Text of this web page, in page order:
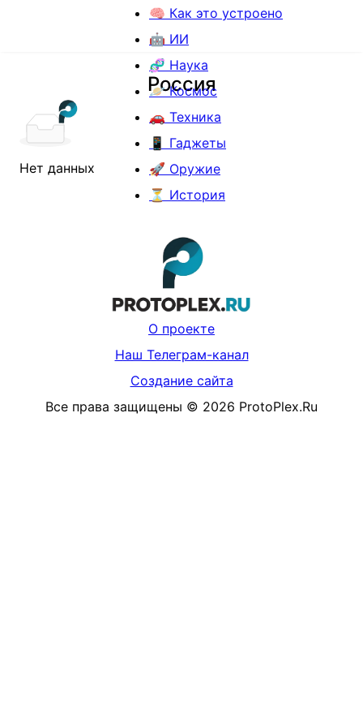
🧠 Как это устроено
🤖 ИИ
🧬 Наука
🪐 Космос
🚗 Техника
📱 Гаджеты
🚀 Оружие
⏳ История
Россия
Нет данных
О проекте
Наш Телеграм-канал
Создание сайта
Все права защищены © 2026 ProtoPlex.Ru